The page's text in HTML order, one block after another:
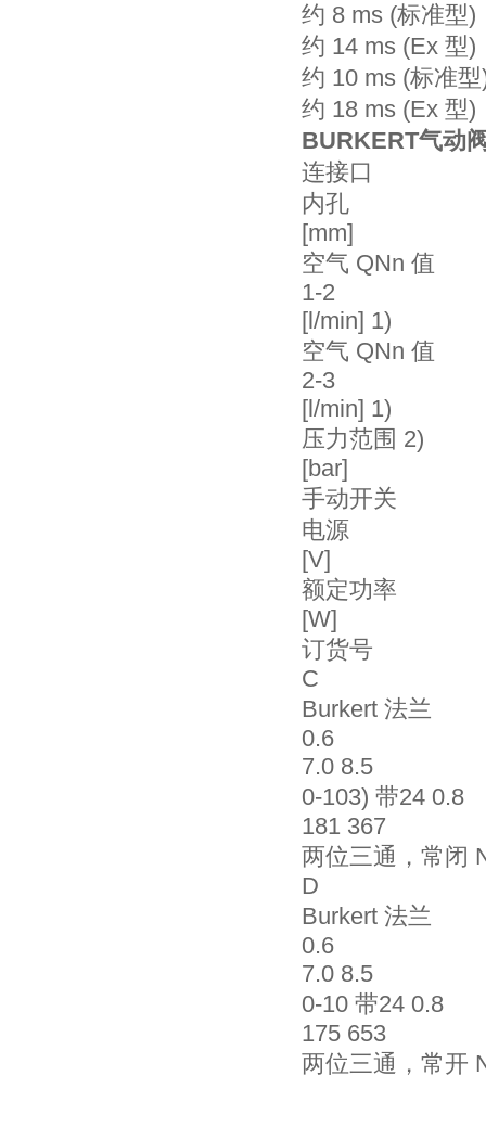
约 8 ms (标准型)
约 14 ms (Ex 型)
约 10 ms (标准型
约 18 ms (Ex 型)
BURKERT气动
连接口
内孔
[mm]
空气 QNn 值
1-2
[l/min] 1)
空气 QNn 值
2-3
[l/min] 1)
压力范围 2)
[bar]
手动开关
电源
[V]
额定功率
[W]
订货号
C
Burkert 法兰
0.6
7.0 8.5
0-103) 带24 0.8
181 367
两位三通，常闭
D
Burkert 法兰
0.6
7.0 8.5
0-10 带24 0.8
175 653
两位三通，常开